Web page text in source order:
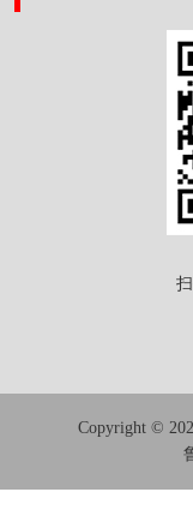
Copyright ©